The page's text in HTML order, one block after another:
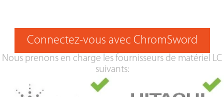
Connectez-vous avec ChromSword
Nous prenons en charge les fournisseurs de matériel LC
suivants: